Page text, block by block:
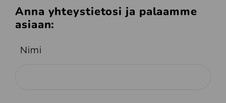
Anna yhteystietosi ja palaamme
asiaan:
Nimi